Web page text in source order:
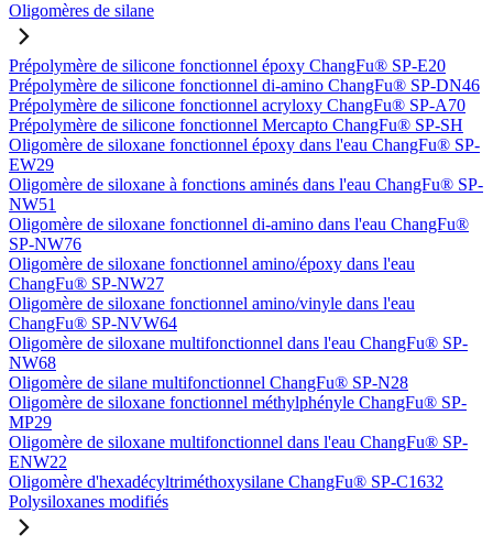
Oligomères de silane
Prépolymère de silicone fonctionnel époxy ChangFu® SP-E20
Prépolymère de silicone fonctionnel di-amino ChangFu® SP-DN46
Prépolymère de silicone fonctionnel acryloxy ChangFu® SP-A70
Prépolymère de silicone fonctionnel Mercapto ChangFu® SP-SH
Oligomère de siloxane fonctionnel époxy dans l'eau ChangFu® SP-
EW29
Oligomère de siloxane à fonctions aminés dans l'eau ChangFu® SP-
NW51
Oligomère de siloxane fonctionnel di-amino dans l'eau ChangFu®
SP-NW76
Oligomère de siloxane fonctionnel amino/époxy dans l'eau
ChangFu® SP-NW27
Oligomère de siloxane fonctionnel amino/vinyle dans l'eau
ChangFu® SP-NVW64
Oligomère de siloxane multifonctionnel dans l'eau ChangFu® SP-
NW68
Oligomère de silane multifonctionnel ChangFu® SP-N28
Oligomère de siloxane fonctionnel méthylphényle ChangFu® SP-
MP29
Oligomère de siloxane multifonctionnel dans l'eau ChangFu® SP-
ENW22
Oligomère d'hexadécyltriméthoxysilane ChangFu® SP-C1632
Polysiloxanes modifiés